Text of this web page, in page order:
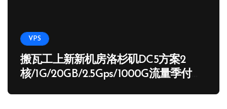
VPS
搬瓦工上新新机房洛杉矶DC5方案2
核/1G/20GB/2.5Gps/1000G流量季付